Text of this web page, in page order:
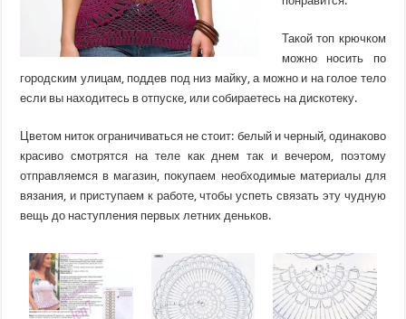
Такой топ крючком
можно носить по
городским улицам, поддев под низ майку, а можно и на голое тело
если вы находитесь в отпуске, или собираетесь на дискотеку.
Цветом ниток ограничиваться не стоит: белый и черный, одинаково
красиво смотрятся на теле как днем так и вечером, поэтому
отправляемся в магазин, покупаем необходимые материалы для
вязания, и приступаем к работе, чтобы успеть связать эту чудную
вещь до наступления первых летних деньков.